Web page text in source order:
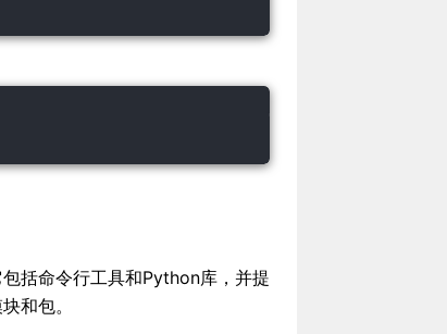
括命令行工具和Python库，并提
和包。